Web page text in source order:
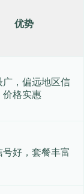
优势
广，偏远地区信
价格实惠
号好，套餐丰富